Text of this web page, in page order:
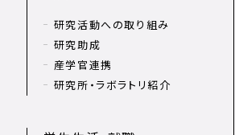
研究活動への取り組み
研究助成
産学官連携
研究所・ラボラトリ紹介